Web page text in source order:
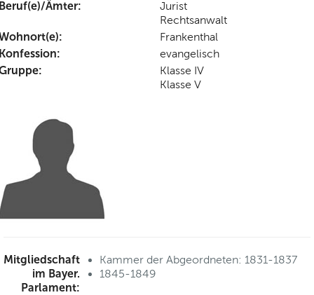
Ämter:
Jurist
Rechtsanwalt
Frankenthal
evangelisch
Klasse IV
Klasse V
Mitgliedschaft
im Bayer.
Parlament:
Kammer der Abgeordneten: 1831-1837
1845-1849